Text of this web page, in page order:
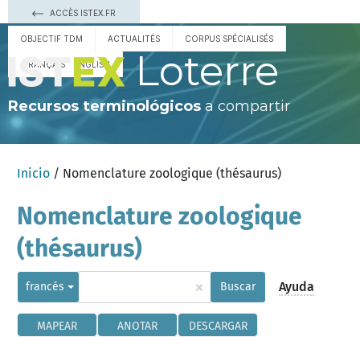
ACCÈS ISTEX.FR
OBJECTIF TDM ACTUALITÉS CORPUS SPÉCIALISÉS
FRANÇAIS ENGLISH Loterre
Recursos terminológicos a compartir
Inicio / Nomenclature zoologique (thésaurus)
Nomenclature zoologique
(thésaurus)
francés × Buscar Ayuda
MAPEAR ANOTAR DESCARGAR